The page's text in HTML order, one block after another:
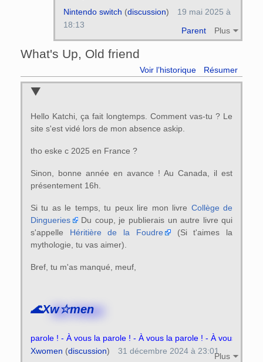
Parent Plus
Nintendo switch (discussion)
19 mai 2025 à
18:13
What's Up, Old friend
Voir l’historique Résumer
Hello Katchi, ça fait longtemps. Comment vas-tu ? Le
site s'est vidé lors de mon absence askip.
tho eske c 2025 en France ?
Sinon, bonne année en avance ! Au Canada, il est
présentement 16h.
Si tu as le temps, tu peux lire mon livre Collège de
Dingueries
Du coup, je publierais un autre livre qui
s'appelle Héritière de la Foudre
(Si t'aimes la
mythologie, tu vas aimer).
Bref, tu m'as manqué, meuf,
🌊Xw☆men
- À vous la parole ! - À vous la parole ! - À vous la parole ! -
Plus
Xwomen (discussion) 31 décembre 2024 à 23:01